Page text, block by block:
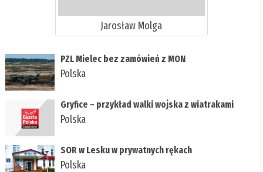
Jarosław Molga
PZL Mielec bez zamówień z MON
Polska
Gryfice – przykład walki wojska z wiatrakami
Polska
SOR w Lesku w prywatnych rękach
Polska